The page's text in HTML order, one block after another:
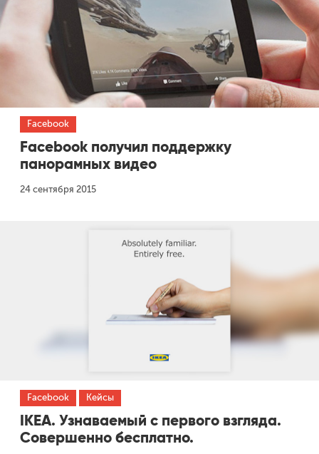
Facebook
Facebook получил поддержку
панорамных видео
24 сентября 2015
Facebook Кейсы
IKEA. Узнаваемый с первого взгляда.
Совершенно бесплатно.